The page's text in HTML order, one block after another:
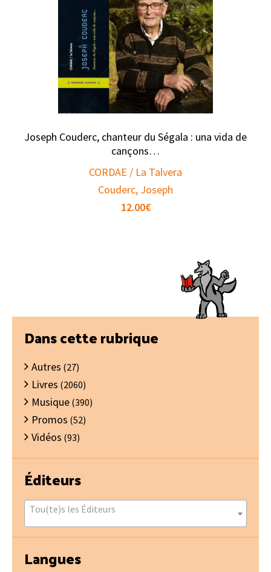
Joseph Couderc, chanteur du Ségala : una vida de
cançons…
CORDAE / La Talvera
Couderc, Joseph
12.00€
Barre
latérale
principale
Dans cette rubrique
Autres (27)
Livres (2060)
Musique (390)
Promos (52)
Vidéos (93)
Éditeurs
Tou(te)s les Éditeurs
Langues